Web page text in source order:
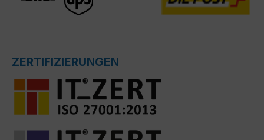
ZERTIFIZIERUNGEN